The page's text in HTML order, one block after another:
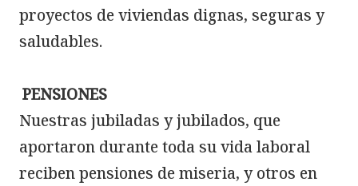
proyectos de viviendas dignas, seguras y
saludables.
Nuestras jubiladas y jubilados, que
aportaron durante toda su vida laboral
reciben pensiones de miseria, y otros en